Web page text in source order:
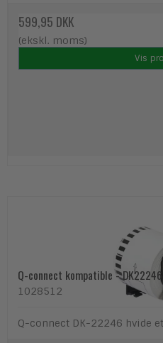
599,95 DKK
(ekskl. moms)
Vis
Q-connect kompatible -
1028512
Q-connect DK-22246 hvide